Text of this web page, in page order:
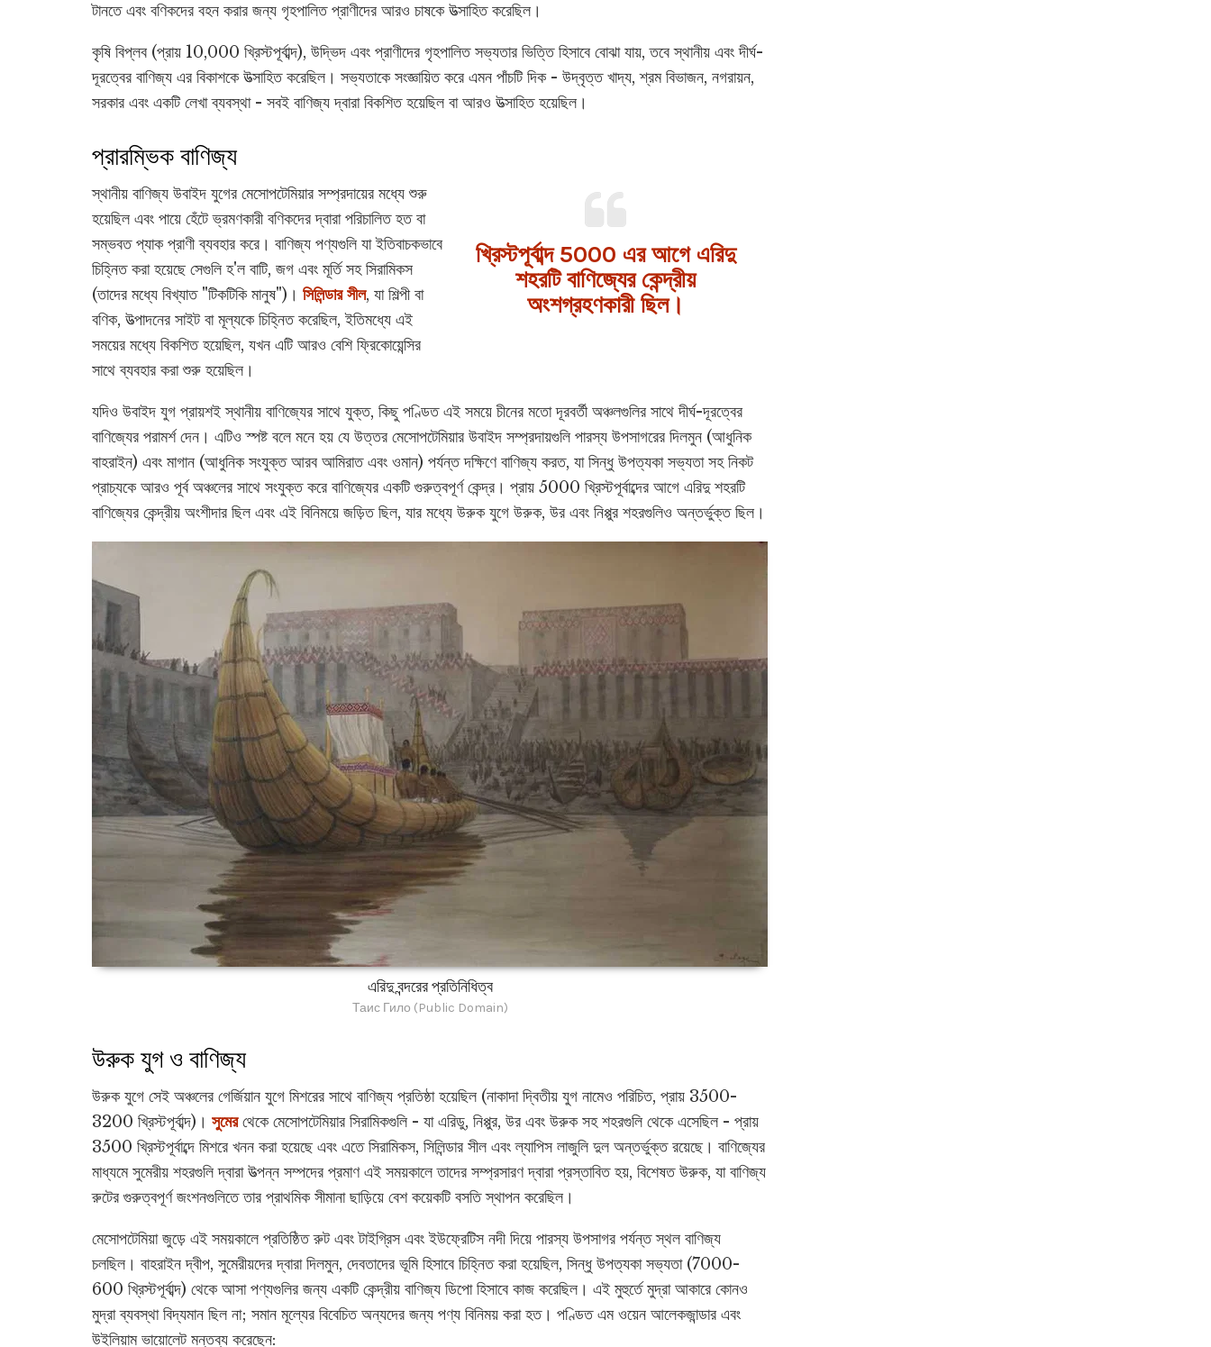
টানতে এবং বণিকদের বহন করার জন্য গৃহপালিত প্রাণীদের আরও চাষকে উত্সাহিত করেছিল।
কৃষি বিপ্লব (প্রায় 10,000 খ্রিস্টপূর্বাব্দ), উদ্ভিদ এবং প্রাণীদের গৃহপালিত সভ্যতার ভিত্তি হিসাবে বোঝা যায়, তবে স্থানীয় এবং দীর্ঘ-
দূরত্বের বাণিজ্য এর বিকাশকে উত্সাহিত করেছিল। সভ্যতাকে সংজ্ঞায়িত করে এমন পাঁচটি দিক - উদ্বৃত্ত খাদ্য, শ্রম বিভাজন, নগরায়ন,
সরকার এবং একটি লেখা ব্যবস্থা - সবই বাণিজ্য দ্বারা বিকশিত হয়েছিল বা আরও উত্সাহিত হয়েছিল।
প্রারম্ভিক বাণিজ্য
খ্রিস্টপূর্বাব্দ 5000 এর আগে এরিদু
শহরটি বাণিজ্যের কেন্দ্রীয়
অংশগ্রহণকারী ছিল।
স্থানীয় বাণিজ্য উবাইদ যুগের মেসোপটেমিয়ার সম্প্রদায়ের মধ্যে শুরু
হয়েছিল এবং পায়ে হেঁটে ভ্রমণকারী বণিকদের দ্বারা পরিচালিত হত বা
সম্ভবত প্যাক প্রাণী ব্যবহার করে। বাণিজ্য পণ্যগুলি যা ইতিবাচকভাবে
চিহ্নিত করা হয়েছে সেগুলি হ'ল বাটি, জগ এবং মূর্তি সহ সিরামিকস
(তাদের মধ্যে বিখ্যাত "টিকটিকি মানুষ")। সিলিন্ডার সীল, যা শিল্পী বা
বণিক, উত্পাদনের সাইট বা মূল্যকে চিহ্নিত করেছিল, ইতিমধ্যে এই
সময়ের মধ্যে বিকশিত হয়েছিল, যখন এটি আরও বেশি ফ্রিকোয়েন্সির
সাথে ব্যবহার করা শুরু হয়েছিল।
যদিও উবাইদ যুগ প্রায়শই স্থানীয় বাণিজ্যের সাথে যুক্ত, কিছু পণ্ডিত এই সময়ে চীনের মতো দূরবর্তী অঞ্চলগুলির সাথে দীর্ঘ-দূরত্বের
বাণিজ্যের পরামর্শ দেন। এটিও স্পষ্ট বলে মনে হয় যে উত্তর মেসোপটেমিয়ার উবাইদ সম্প্রদায়গুলি পারস্য উপসাগরের দিলমুন (আধুনিক
বাহরাইন) এবং মাগান (আধুনিক সংযুক্ত আরব আমিরাত এবং ওমান) পর্যন্ত দক্ষিণে বাণিজ্য করত, যা সিন্ধু উপত্যকা সভ্যতা সহ নিকট
প্রাচ্যকে আরও পূর্ব অঞ্চলের সাথে সংযুক্ত করে বাণিজ্যের একটি গুরুত্বপূর্ণ কেন্দ্র। প্রায় 5000 খ্রিস্টপূর্বাব্দের আগে এরিদু শহরটি
বাণিজ্যের কেন্দ্রীয় অংশীদার ছিল এবং এই বিনিময়ে জড়িত ছিল, যার মধ্যে উরুক যুগে উরুক, উর এবং নিপ্পুর শহরগুলিও অন্তর্ভুক্ত ছিল।
এরিদু বন্দরের প্রতিনিধিত্ব
Таис Гило (Public Domain)
উরুক যুগ ও বাণিজ্য
উরুক যুগে সেই অঞ্চলের গের্জিয়ান যুগে মিশরের সাথে বাণিজ্য প্রতিষ্ঠা হয়েছিল (নাকাদা দ্বিতীয় যুগ নামেও পরিচিত, প্রায় 3500-
3200 খ্রিস্টপূর্বাব্দ)। সুমেরথেকে মেসোপটেমিয়ার সিরামিকগুলি - যা এরিডু, নিপ্পুর, উর এবং উরুক সহ শহরগুলি থেকে এসেছিল - প্রায়
3500 খ্রিস্টপূর্বাব্দে মিশরে খনন করা হয়েছে এবং এতে সিরামিকস, সিলিন্ডার সীল এবং ল্যাপিস লাজুলি দুল অন্তর্ভুক্ত রয়েছে। বাণিজ্যের
মাধ্যমে সুমেরীয় শহরগুলি দ্বারা উত্পন্ন সম্পদের প্রমাণ এই সময়কালে তাদের সম্প্রসারণ দ্বারা প্রস্তাবিত হয়, বিশেষত উরুক, যা বাণিজ্য
রুটের গুরুত্বপূর্ণ জংশনগুলিতে তার প্রাথমিক সীমানা ছাড়িয়ে বেশ কয়েকটি বসতি স্থাপন করেছিল।
মেসোপটেমিয়া জুড়ে এই সময়কালে প্রতিষ্ঠিত রুট এবং টাইগ্রিস এবং ইউফ্রেটিস নদী দিয়ে পারস্য উপসাগর পর্যন্ত স্থল বাণিজ্য
চলছিল। বাহরাইন দ্বীপ, সুমেরীয়দের দ্বারা দিলমুন, দেবতাদের ভূমি হিসাবে চিহ্নিত করা হয়েছিল, সিন্ধু উপত্যকা সভ্যতা (7000-
600 খ্রিস্টপূর্বাব্দ) থেকে আসা পণ্যগুলির জন্য একটি কেন্দ্রীয় বাণিজ্য ডিপো হিসাবে কাজ করেছিল। এই মুহুর্তে মুদ্রা আকারে কোনও
মুদ্রা ব্যবস্থা বিদ্যমান ছিল না; সমান মূল্যের বিবেচিত অন্যদের জন্য পণ্য বিনিময় করা হত। পণ্ডিত এম ওয়েন আলেকজান্ডার এবং
উইলিয়াম ভায়োলেট মন্তব্য করেছেন: